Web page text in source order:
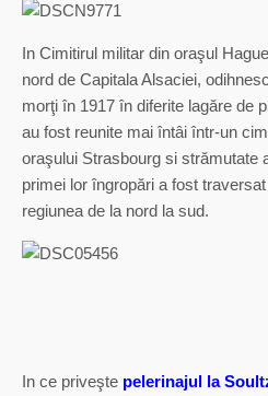
In Cimitirul militar din oraşul
nord de Capitala Alsaciei,
morţi în 1917 în diferite lagăre de
au fost reunite mai întâi într-un
oraşului Strasbourg si strămutate
primei lor îngropări a fost
regiunea de la nord la sud.
In ce priveşte pelerinajul la